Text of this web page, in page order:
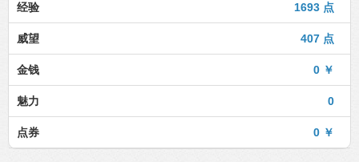
1693 点
经验
407 点
威望
0 ￥
金钱
0
魅力
0 ￥
点券